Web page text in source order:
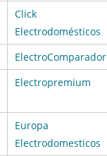
Click
Electrodomésticos
ElectroComparador
Electropremium
Europa
Electrodomesticos